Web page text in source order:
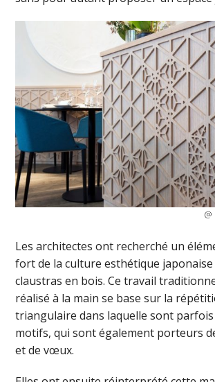
Les architectes ont recherché un
fort de la culture esthétique japonaise
claustras en bois. Ce travail
réalisé à la main se base sur la
triangulaire dans laquelle sont parfois
motifs, qui sont également porteurs
et de vœux.